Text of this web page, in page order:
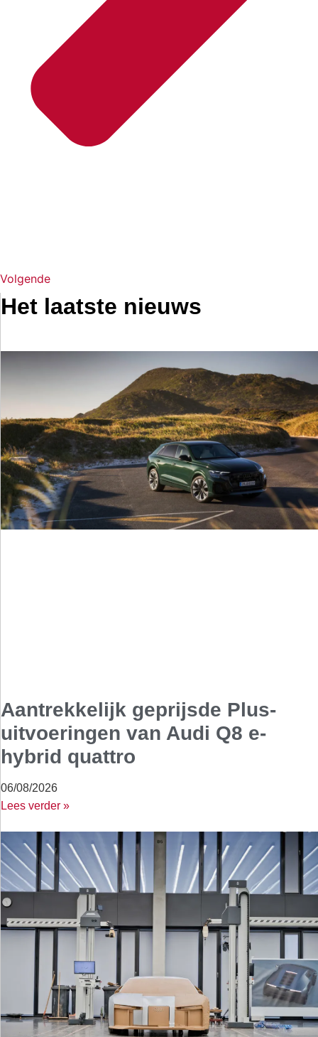
Volgende
Het laatste nieuws
Aantrekkelijk geprijsde Plus-
uitvoeringen van Audi Q8 e-
hybrid quattro
06/08/2026
Lees verder »